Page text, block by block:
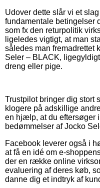
Udover dette slår vi et
fundamentale betingelser
som fx den returpolitik
ligeledes vigtigt, at man
således man fremadrettet
Seler – BLACK,
dreng eller pige.
Trustpilot bringer dig stort
klogere på adskillige
en hjælp, at du eftersøger
bedømmelser af Jocko
Facebook leverer også i
at få en idé om e-
der en række online
evaluering af deres køb,
danne dig et indtryk af